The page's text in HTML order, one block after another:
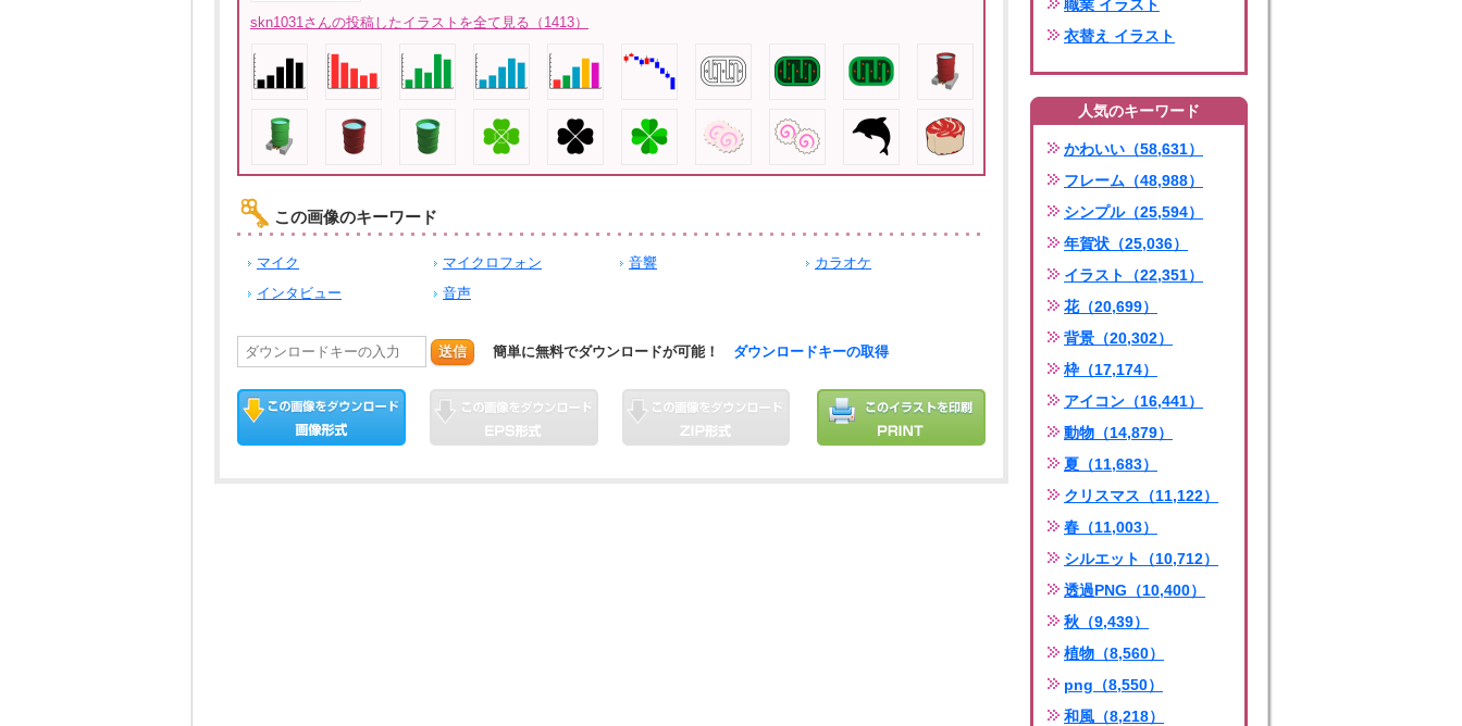
skn1031さんの投稿したイラストを全て見る（1413）
この画像のキーワード
マイク マイクロフォン 音響
カラオケ
インタビュー
音声
送信 簡単に無料でダウンロードが可能！ ダウンロードキーの取得
職業 イラスト
衣替え イラスト
人気のキーワード
かわいい（58,631）
フレーム（48,988）
シンプル（25,594）
年賀状（25,036）
イラスト（22,351）
花（20,699）
背景（20,302）
枠（17,174）
アイコン（16,441）
動物（14,879）
夏（11,683）
クリスマス（11,122）
春（11,003）
シルエット（10,712）
透過PNG（10,400）
秋（9,439）
植物（8,560）
png（8,550）
和風（8,218）